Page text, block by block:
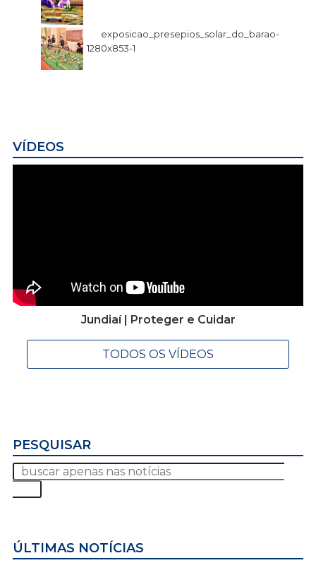
exposicao_presepios_solar_do_barao-
1280x853-1
VÍDEOS
Jundiaí | Proteger e Cuidar
TODOS OS VÍDEOS
PESQUISAR
ÚLTIMAS NOTÍCIAS